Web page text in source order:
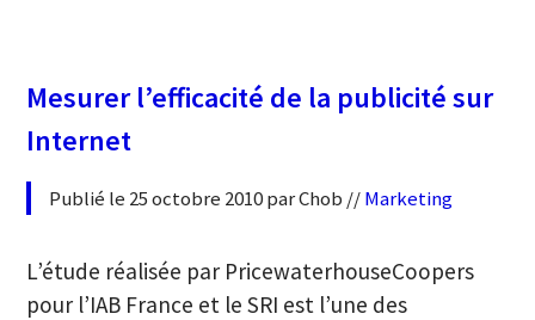
Mesurer l’efficacité de la publicité sur
Internet
Publié le 25 octobre 2010 par Chob //Marketing
L’étude réalisée par PricewaterhouseCoopers
pour l’IAB France et le SRI est l’une des